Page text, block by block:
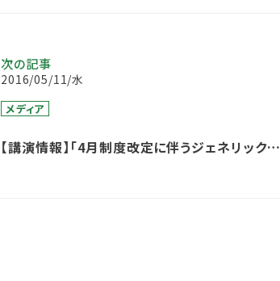
次の記事
2016/05/11/水
メディア
【講演情報】「4月制度改定に伴うジェネリック市